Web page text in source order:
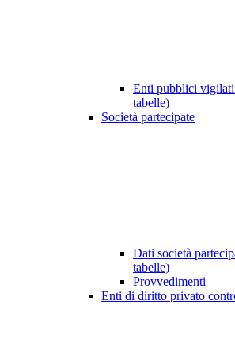
Enti pubblici
tabelle)
Società partecipate
Dati società
tabelle)
Provvedimenti
Enti di diritto privato